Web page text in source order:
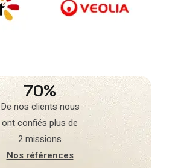
70%
De nos clients nous
ont confiés plus de
2 missions
Nos références